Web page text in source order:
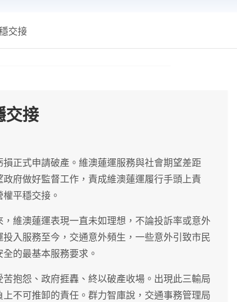
交接
交接
損正式申請破產。維澳蓮運服務與社會期望差距
府做好監督工作，責成維澳蓮運履行手頭上責
平穩交接。
維澳蓮運表現一直未如理想，不論投訴率或意外
入服務至今，交通意外頻生，一些意外引致市民
的最基本服務要求。
抱怨、政府捱轟、終以破產收場。出現此三輸局
不可推卸的責任。群力智庫說，交通事務管理局